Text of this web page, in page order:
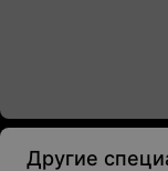
Другие